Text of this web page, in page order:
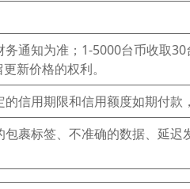
通知为准；1-5000台币收取
新价格的权利。
信用期限和信用额度如期付款
裹标签、不准确的数据、延